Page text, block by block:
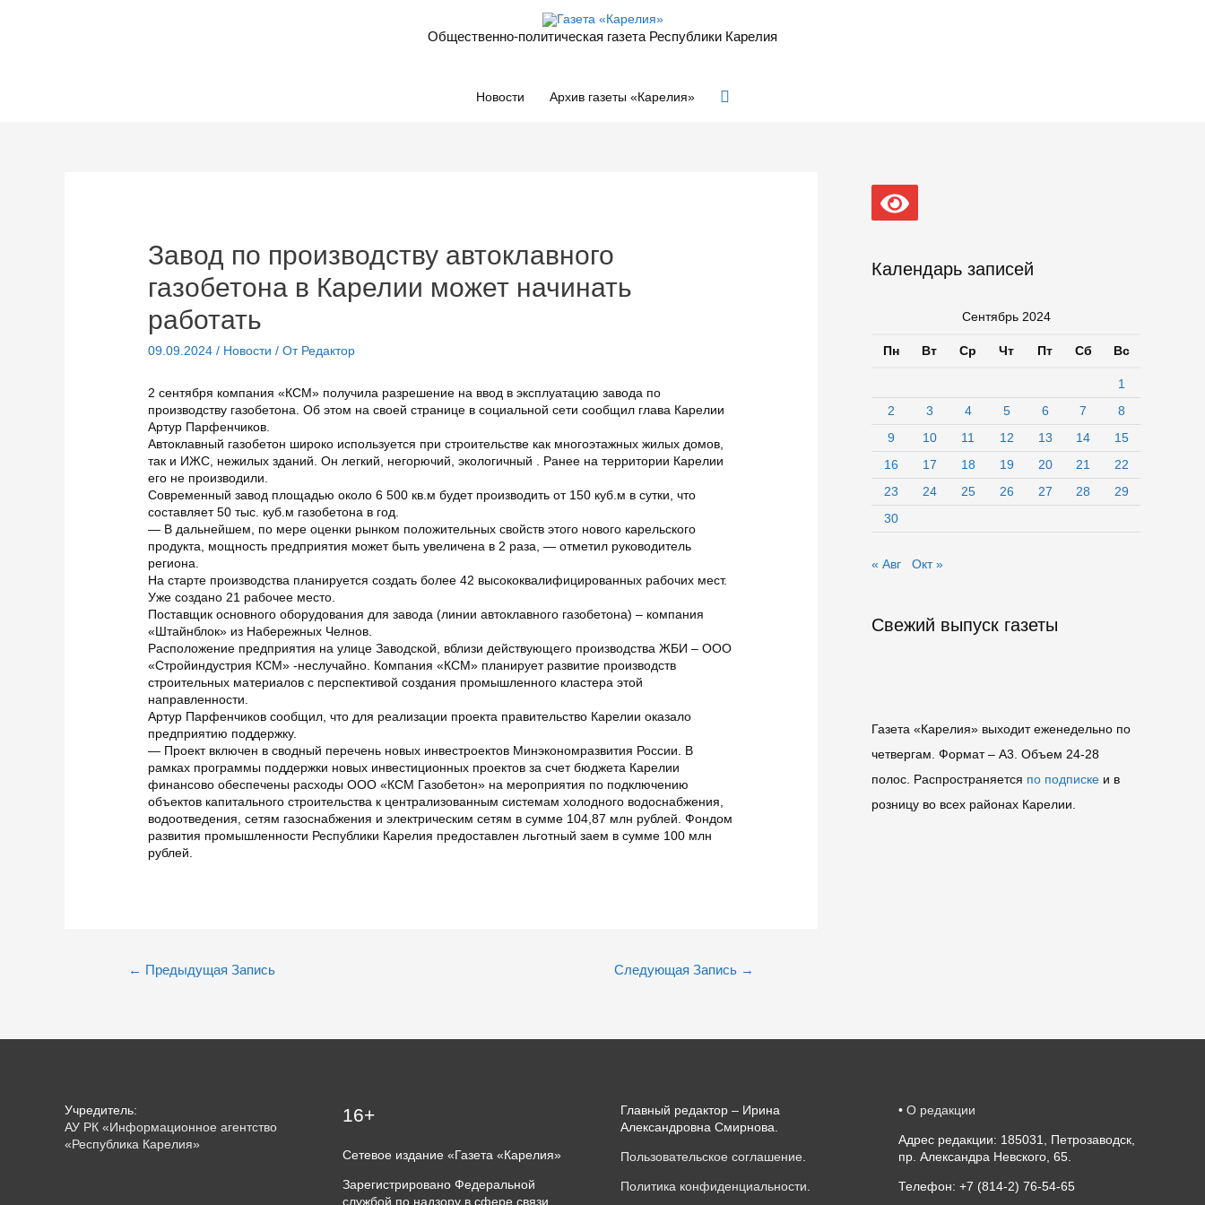
Общественно-политическая газета Республики Карелия
Новости Архив газеты «Карелия» Поиск
Завод по производству автоклавного
газобетона в Карелии может начинать
работать
09.09.2024 / Новости / От Редактор
2 сентября компания «КСМ» получила разрешение на ввод в эксплуатацию завода по
производству газобетона. Об этом на своей странице в социальной сети сообщил глава Карелии
Артур Парфенчиков.
Автоклавный газобетон широко используется при строительстве как многоэтажных жилых домов,
так и ИЖС, нежилых зданий. Он легкий, негорючий, экологичный . Ранее на территории Карелии
его не производили.
Современный завод площадью около 6 500 кв.м будет производить от 150 куб.м в сутки, что
составляет 50 тыс. куб.м газобетона в год.
— В дальнейшем, по мере оценки рынком положительных свойств этого нового карельского
продукта, мощность предприятия может быть увеличена в 2 раза, — отметил руководитель
региона.
На старте производства планируется создать более 42 высококвалифицированных рабочих мест.
Уже создано 21 рабочее место.
Поставщик основного оборудования для завода (линии автоклавного газобетона) – компания
«Штайнблок» из Набережных Челнов.
Расположение предприятия на улице Заводской, вблизи действующего производства ЖБИ – ООО
«Стройиндустрия КСМ» -неслучайно. Компания «КСМ» планирует развитие производств
строительных материалов с перспективой создания промышленного кластера этой
направленности.
Артур Парфенчиков сообщил, что для реализации проекта правительство Карелии оказало
предприятию поддержку.
— Проект включен в сводный перечень новых инвестроектов Минэкономразвития России. В
рамках программы поддержки новых инвестиционных проектов за счет бюджета Карелии
финансово обеспечены расходы ООО «КСМ Газобетон» на мероприятия по подключению
объектов капитального строительства к централизованным системам холодного водоснабжения,
водоотведения, сетям газоснабжения и электрическим сетям в сумме 104,87 млн рублей. Фондом
развития промышленности Республики Карелия предоставлен льготный заем в сумме 100 млн
рублей.
← Предыдущая Запись Следующая Запись →
Календарь записей
Сентябрь 2024
Пн Вт Ср Чт Пт Сб Вс
1
2
3 4 5 6 7
8
9
10 11 12 13 14
15
16
17 18 19 20 21
22
23
24 25 26 27 28
29
30
« Авг Окт »
Свежий выпуск газеты
Газета «Карелия» выходит еженедельно по
четвергам. Формат – A3. Объем 24-28
полос. Распространяется по подписке и в
розницу во всех районах Карелии.
Учредитель:
АУ РК «Информационное агентство
«Республика Карелия»
16+
Сетевое издание «Газета «Карелия»
Зарегистрировано Федеральной
службой по надзору в сфере связи,
Главный редактор – Ирина
Александровна Смирнова.
Пользовательское соглашение
Политика конфиденциальности
• О редакции
Адрес редакции: 185031, Петрозаводск,
пр. Александра Невского, 65.
Телефон: +7 (814-2) 76-54-65